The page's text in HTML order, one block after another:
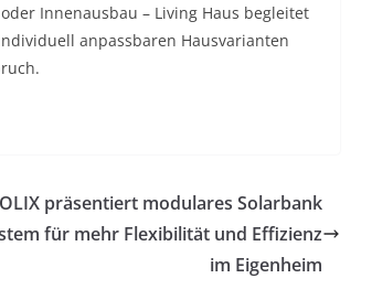
Innenausbau – Living Haus begleitet
anpassbaren Hausvarianten
präsentiert modulares Solarbank
für mehr Flexibilität und Effizienz
im Eigenheim